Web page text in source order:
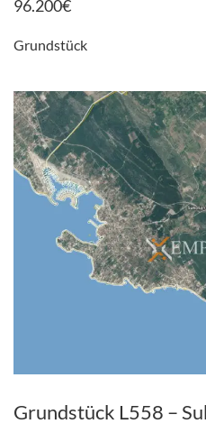
96.200€
Grundstück
Grundstück L558 –